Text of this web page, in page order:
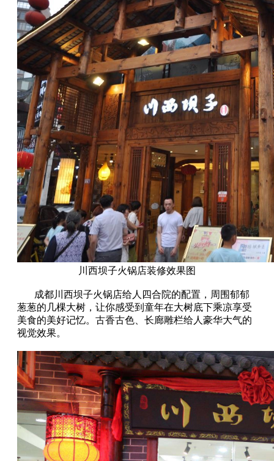
川西坝子火锅店装修效果图
成都川西坝子火锅店给人四合院的配置，周围郁郁
葱葱的几棵大树，让你感受到童年在大树底下乘凉享受
美食的美好记忆。古香古色、长廊雕栏给人豪华大气的
视觉效果。